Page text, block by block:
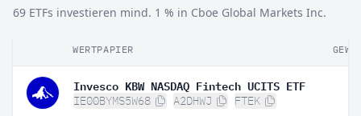
69 ETFs investieren mind. 1 % in Cboe Global Markets Inc.
WERTPAPIER
Invesco KBW NASDAQ Fintech UCITS ETF
IE00BYMS5W68 A2DHWJ FTEK